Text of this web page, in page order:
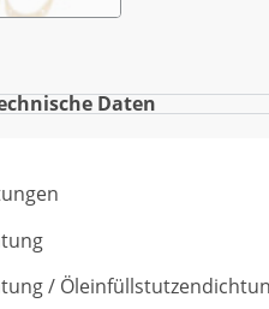
Daten
/